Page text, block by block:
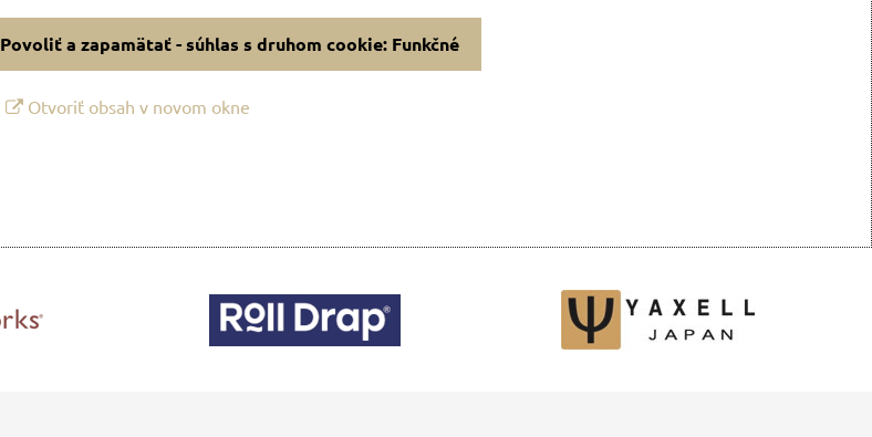
Povoliť a zapamätať - súhlas s druhom cookie: Funkčné
Otvoriť obsah v novom okne